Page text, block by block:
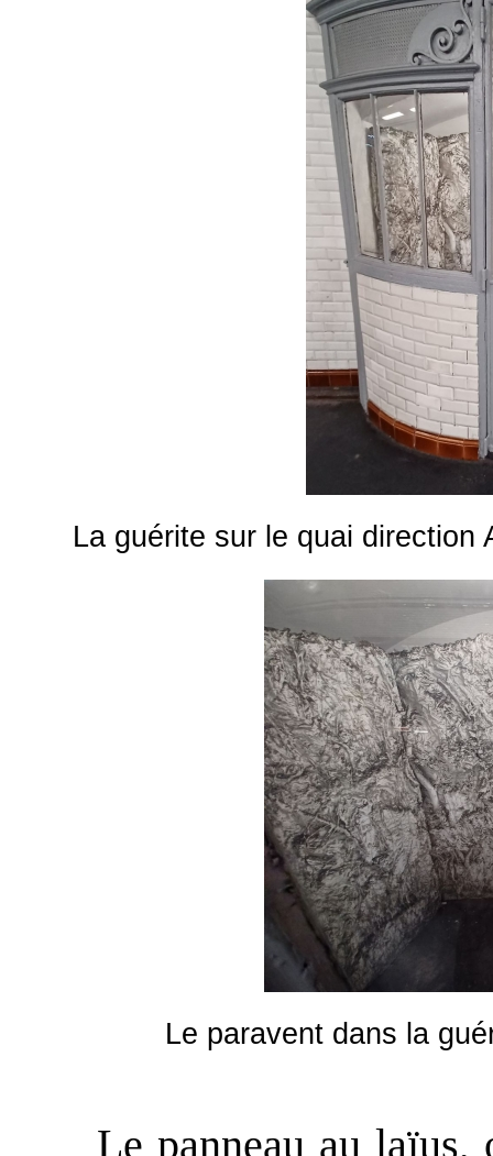
La guérite sur le quai direction
Le paravent dans la
Le panneau au laïus,